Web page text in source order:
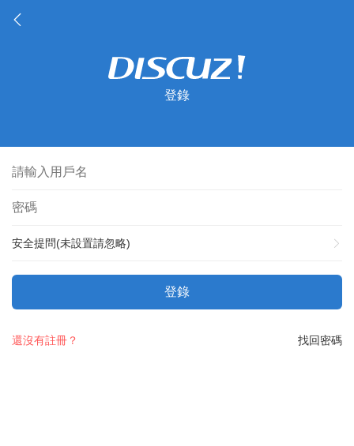
登錄
安全提問(未設置請忽略)
登錄
找回密碼
還沒有註冊？